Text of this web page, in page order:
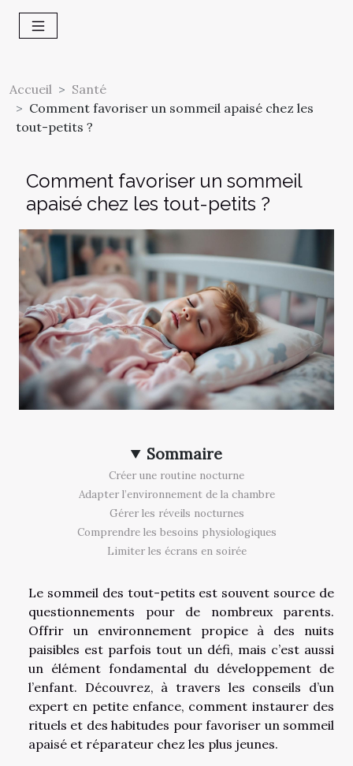
Accueil
Santé
Comment favoriser un sommeil apaisé chez les
tout-petits ?
Comment favoriser un sommeil
apaisé chez les tout-petits ?
Sommaire
Créer une routine nocturne
Adapter l’environnement de la chambre
Gérer les réveils nocturnes
Comprendre les besoins physiologiques
Limiter les écrans en soirée
Le sommeil des tout-petits est souvent source de
questionnements pour de nombreux parents.
Offrir un environnement propice à des nuits
paisibles est parfois tout un défi, mais c’est aussi
un élément fondamental du développement de
l’enfant. Découvrez, à travers les conseils d’un
expert en petite enfance, comment instaurer des
rituels et des habitudes pour favoriser un sommeil
apaisé et réparateur chez les plus jeunes.